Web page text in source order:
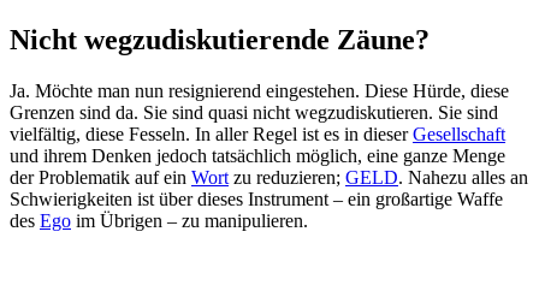
Nicht wegzudiskutierende Zäune?
Ja. Möchte man nun resignierend eingestehen. Diese Hürde, diese
Grenzen sind da. Sie sind quasi nicht wegzudiskutieren. Sie sind
vielfältig, diese Fesseln. In aller Regel ist es in dieserGesellschaft
und ihrem Denken jedoch tatsächlich möglich, eine ganze Menge
der Problematik auf ein Wort zu reduzieren; GELD. Nahezu alles an
Schwierigkeiten ist über dieses Instrument – ein großartige Waffe
des Ego im Übrigen – zu manipulieren.